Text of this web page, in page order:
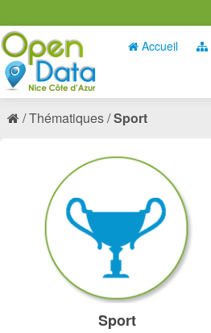
Accueil
Thématiques Sport
Sport